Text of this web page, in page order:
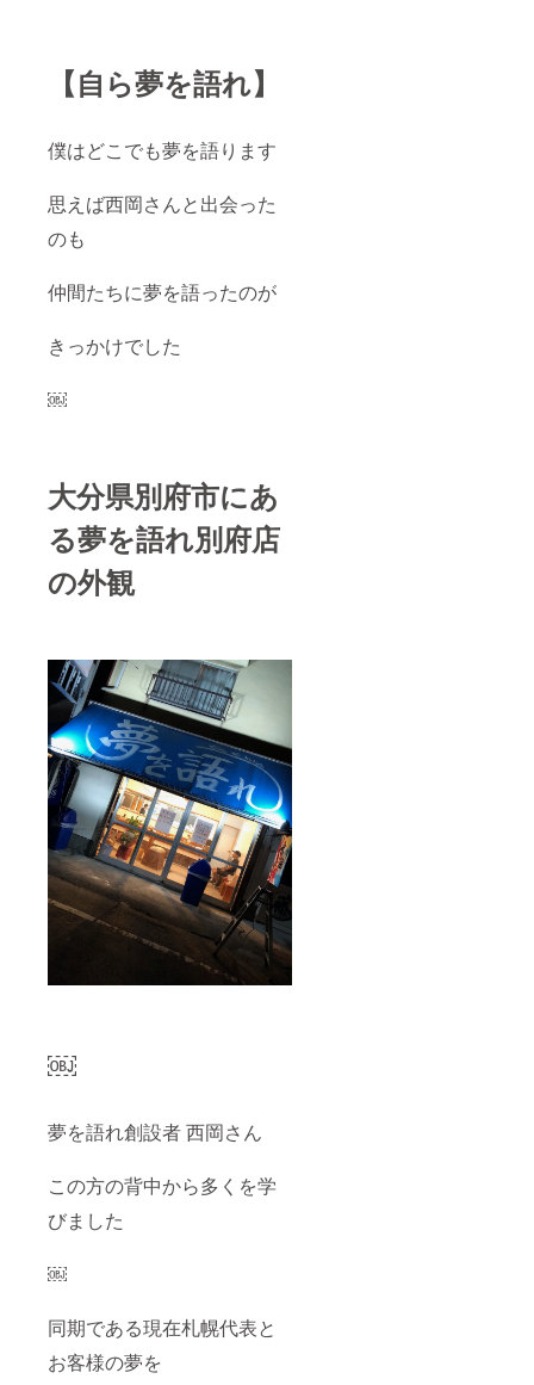
【自ら夢を語れ】
僕はどこでも夢を語ります
思えば西岡さんと出会った
のも
仲間たちに夢を語ったのが
きっかけでした
￼
大分県別府市にあ
る夢を語れ別府店
の外観
￼
夢を語れ創設者 西岡さん
この方の背中から多くを学
びました
￼
同期である現在札幌代表と
お客様の夢を